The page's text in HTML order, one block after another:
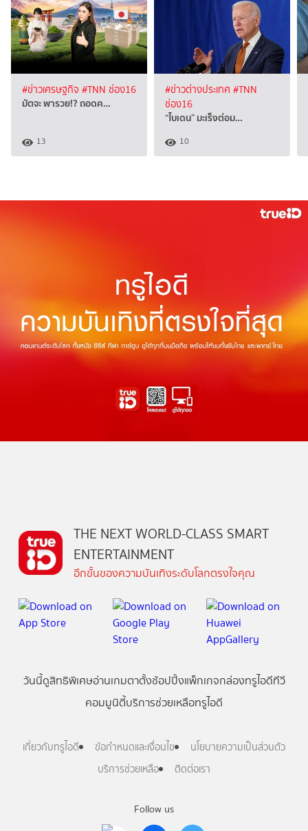
#ข่าวเศรษฐกิจ #TNN ช่อง16
มัตจะ พารวย!? ถอดค…
13
#ข่าวต่างประเทศ #TNN
ช่อง16
“ไบเดน” มะเร็งต่อม…
10
Follow us
THE NEXT WORLD-CLASS SMART
ENTERTAINMENT
อีกขั้นของความบันเทิงระดับโลกตรงใจคุณ
วันนี้ดูสิทธิพิเศษอ่านเกมตาตั้งช้อปปิ้งแพ็กเกจกล่องทรูไอดีทีวี
คอมมูนิตี้บริการช่วยเหลือทรูไอดี
เกี่ยวกับทรูไอดี ข้อกำหนดและเงื่อนไข
นโยบายความเป็นส่วนตัว
บริการช่วยเหลือ
ติดต่อเรา